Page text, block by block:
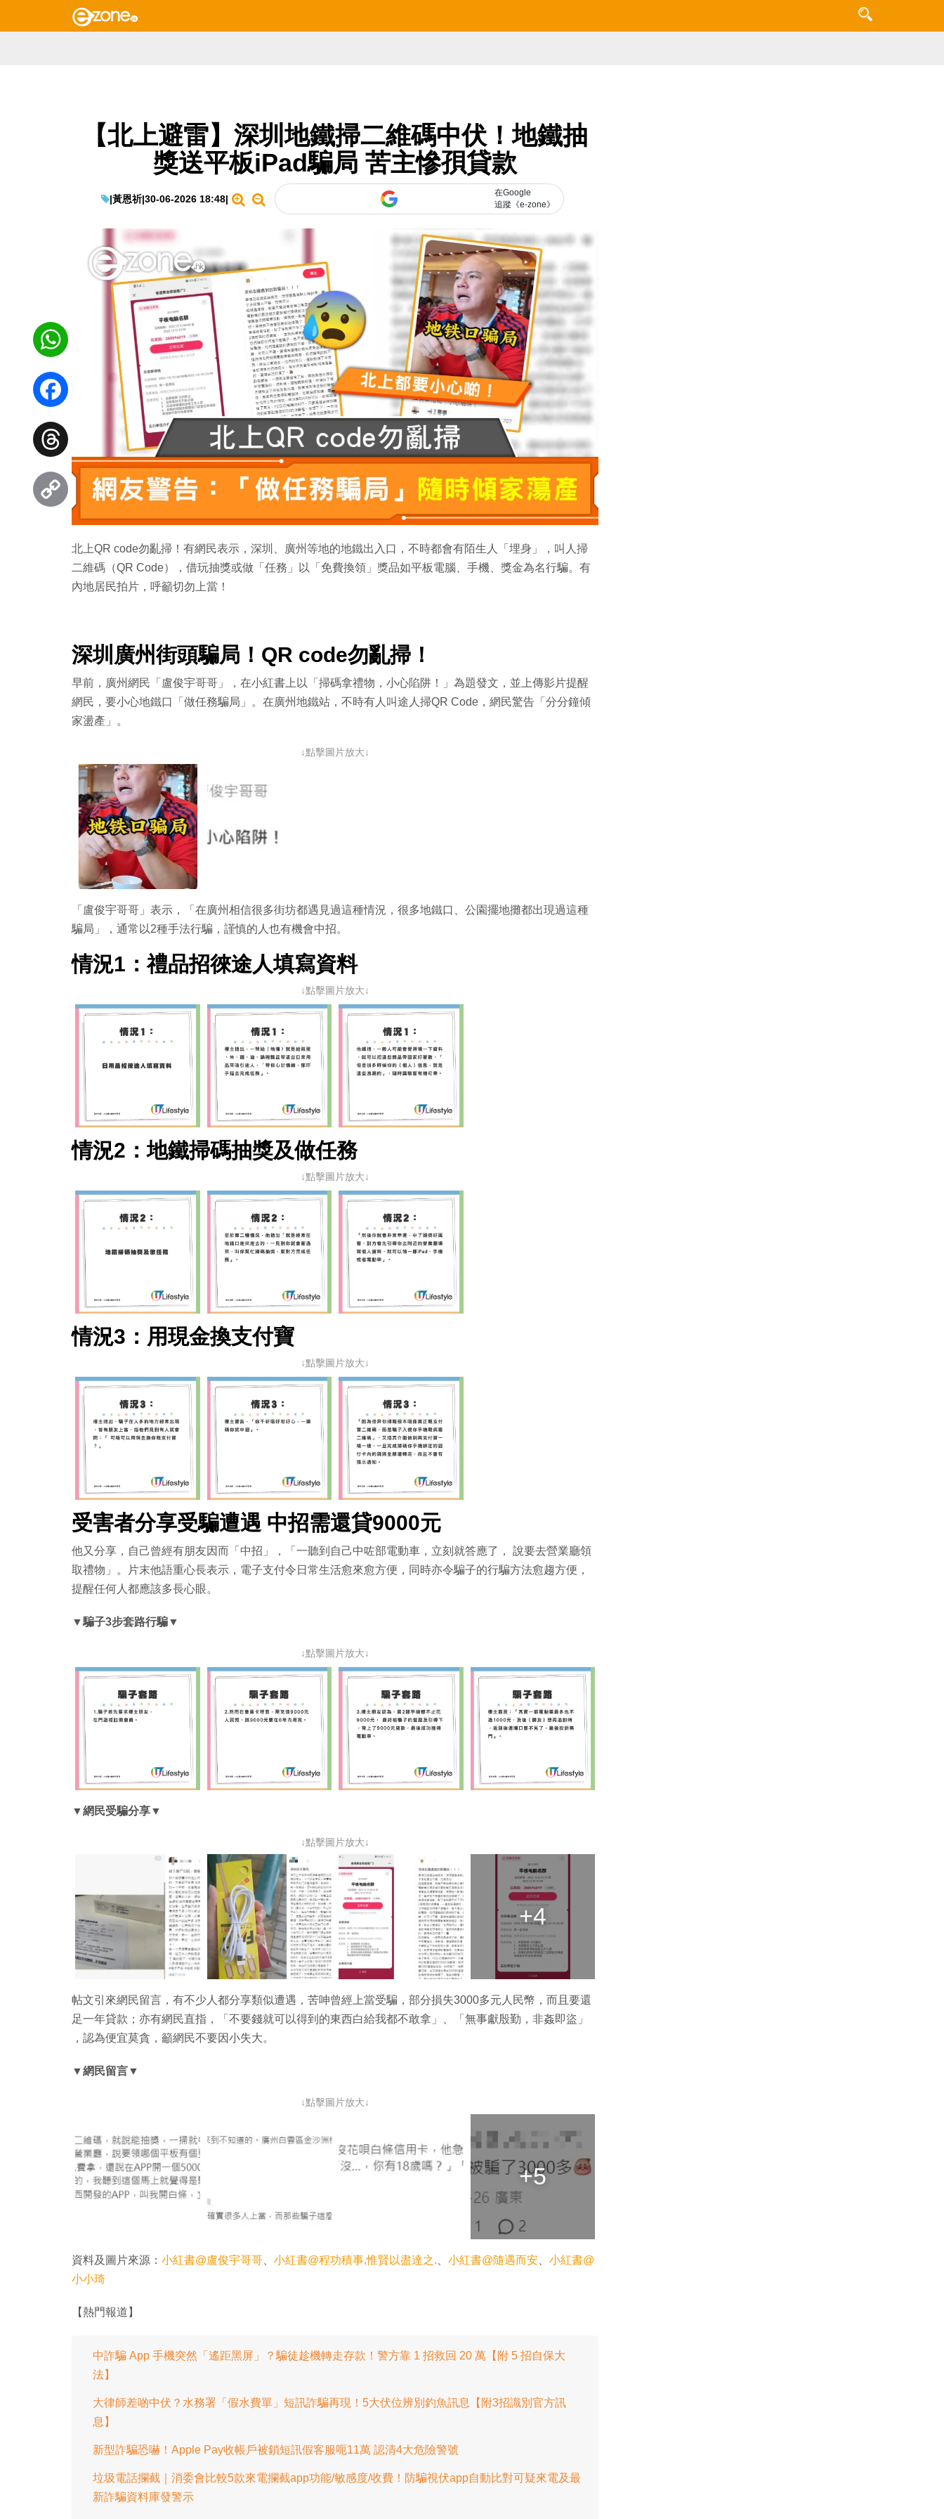
【北上避雷】深圳地鐵掃二維碼中伏！地鐵抽
獎送平板iPad騙局 苦主慘孭貸款
|黃恩祈|30-06-2026 18:48|
在Google
追蹤《e-zone》
北上QR code勿亂掃！有網民表示，深圳、廣州等地的地鐵出入口，不時都會有陌生人「埋身」，叫人掃
二維碼（QR Code），借玩抽獎或做「任務」以「免費換領」獎品如平板電腦、手機、獎金為名行騙。有
內地居民拍片，呼籲切勿上當！
深圳廣州街頭騙局！QR code勿亂掃！
早前，廣州網民「盧俊宇哥哥」，在小紅書上以「掃碼拿禮物，小心陷阱！」為題發文，並上傳影片提醒
網民，要小心地鐵口「做任務騙局」。在廣州地鐵站，不時有人叫途人掃QR Code，網民驚告「分分鐘傾
家盪產」。
↓點擊圖片放大↓
「盧俊宇哥哥」表示，「在廣州相信很多街坊都遇見過這種情況，很多地鐵口、公園擺地攤都出現過這種
騙局」，通常以2種手法行騙，謹慎的人也有機會中招。
情況1：禮品招徠途人填寫資料
↓點擊圖片放大↓
情況2：地鐵掃碼抽獎及做任務
↓點擊圖片放大↓
情況3：用現金換支付寶
↓點擊圖片放大↓
受害者分享受騙遭遇 中招需還貸9000元
他又分享，自己曾經有朋友因而「中招」，「一聽到自己中咗部電動車，立刻就答應了， 說要去營業廳領
取禮物」。片末他語重心長表示，電子支付令日常生活愈來愈方便，同時亦令騙子的行騙方法愈趨方便，
提醒任何人都應該多長心眼。
▼騙子3步套路行騙▼
↓點擊圖片放大↓
▼網民受騙分享▼
↓點擊圖片放大↓
+4
帖文引來網民留言，有不少人都分享類似遭遇，苦呻曾經上當受騙，部分損失3000多元人民幣，而且要還
足一年貸款；亦有網民直指，「不要錢就可以得到的東西白給我都不敢拿」、「無事獻殷勤，非姦即盜」
，認為便宜莫貪，籲網民不要因小失大。
▼網民留言▼
↓點擊圖片放大↓
+5
資料及圖片來源： 小紅書@盧俊宇哥哥 小紅書@程功積事,惟賢以盡達之. 小紅書@隨遇而安
小紅書@
小小琦
【熱門報道】
中詐騙 App 手機突然「遙距黑屏」？騙徒趁機轉走存款！警方靠 1 招救回 20 萬【附 5 招自保大
法】
大律師差啲中伏？水務署「假水費單」短訊詐騙再現！5大伏位辨別釣魚訊息【附3招識別官方訊
息】
新型詐騙恐嚇！Apple Pay收帳戶被鎖短訊假客服呃11萬 認清4大危險警號
垃圾電話攔截｜消委會比較5款來電攔截app功能/敏感度/收費！防騙視伏app自動比對可疑來電及最
新詐騙資料庫發警示
WhatsApp
Facebook
Threads
Copy
Link